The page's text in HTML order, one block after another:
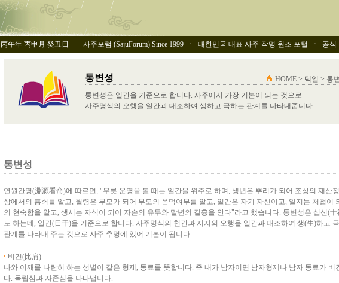
丙午年 丙申月 癸丑日 사주포럼 (SajuForum) Since 1999 ㆍ 대한민국 대표 사주·작명 원조 포털 ㆍ 공식
통변성
HOME > 택일 > 통
통변성은 일간을 기준으로 합니다. 사주에서 가장 기본이 되는 것으로
사주명식의 오행을 일간과 대조하여 생하고 극하는 관계를 나타내줍니다.
통변성
연원간명(淵源看命)에 따르면, "무릇 운명을 볼 때는 일간을 위주로 하며, 생년은 뿌리가 되어 조상의 재산
상에서의 흥쇠를 알고, 월령은 부모가 되어 부모의 음덕여부를 알고, 일간은 자기 자신이고, 일지는 처첩이
의 현숙함을 알고, 생시는 자식이 되어 자손의 유무와 말년의 길흉을 안다"라고 했습니다. 통변성은 십신(十
도 하는데, 일간(日干)을 기준으로 합니다. 사주명식의 천간과 지지의 오행을 일간과 대조하여 생(生)하고
관계를 나타내 주는 것으로 사주 추명에 있어 기본이 됩니다.
비견(比肩)
나와 어깨를 나란히 하는 성별이 같은 형제, 동료를 뜻합니다. 즉 내가 남자이면 남자형제나 남자 동료가 비
다. 독립심과 자존심을 나타냅니다.